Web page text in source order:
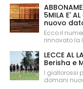
5MILA E'
nuovo
Ecco il
rinnovato la
LECCE AL
Berisha e
I giallorossi
domani